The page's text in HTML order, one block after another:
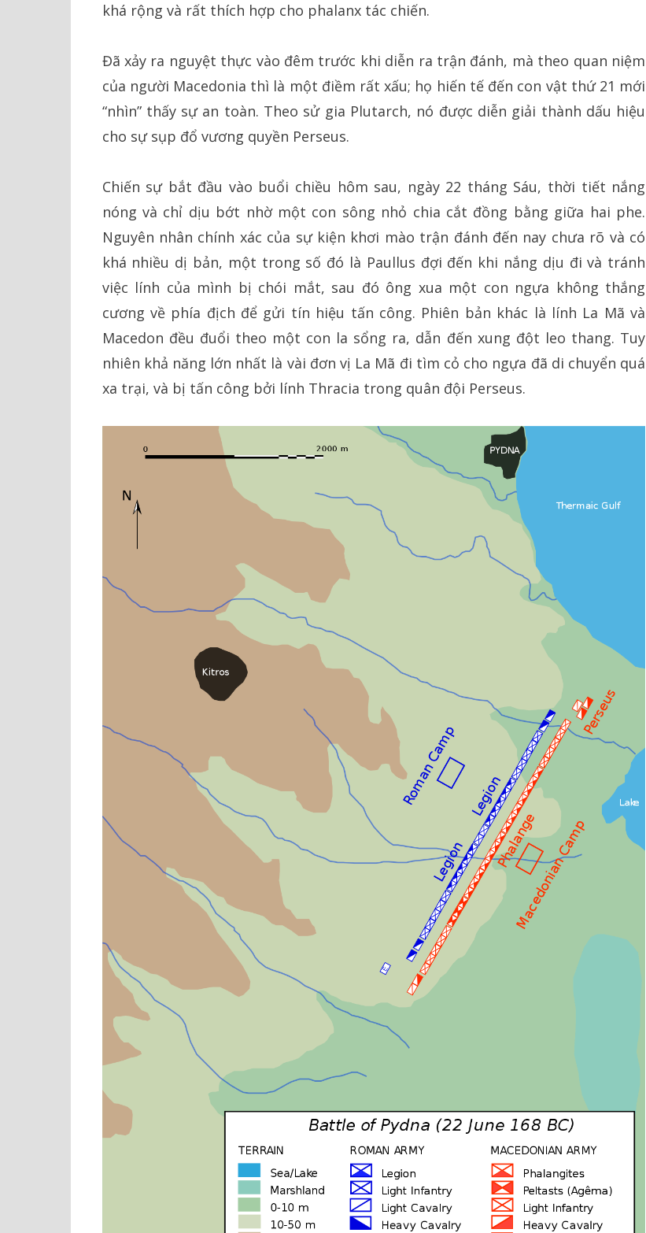
khá rộng và rất thích hợp cho phalanx tác chiến.
Đã xảy ra nguyệt thực vào đêm trước khi diễn ra trận đánh, mà theo quan niệm
của người Macedonia thì là một điềm rất xấu; họ hiến tế đến con vật thứ 21 mới
“nhìn” thấy sự an toàn. Theo sử gia Plutarch, nó được diễn giải thành dấu hiệu
cho sự sụp đổ vương quyền Perseus.
Chiến sự bắt đầu vào buổi chiều hôm sau, ngày 22 tháng Sáu, thời tiết nắng
nóng và chỉ dịu bớt nhờ một con sông nhỏ chia cắt đồng bằng giữa hai phe.
Nguyên nhân chính xác của sự kiện khơi mào trận đánh đến nay chưa rõ và có
khá nhiều dị bản, một trong số đó là Paullus đợi đến khi nắng dịu đi và tránh
việc lính của mình bị chói mắt, sau đó ông xua một con ngựa không thắng
cương về phía địch để gửi tín hiệu tấn công. Phiên bản khác là lính La Mã và
Macedon đều đuổi theo một con la sổng ra, dẫn đến xung đột leo thang. Tuy
nhiên khả năng lớn nhất là vài đơn vị La Mã đi tìm cỏ cho ngựa đã di chuyển quá
xa trại, và bị tấn công bởi lính Thracia trong quân đội Perseus.